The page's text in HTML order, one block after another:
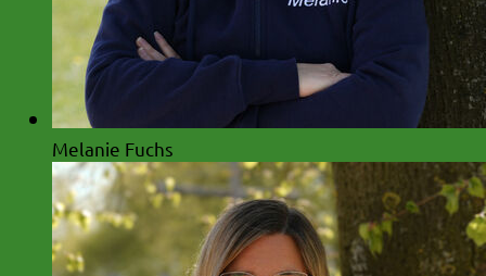
Melanie Fuchs